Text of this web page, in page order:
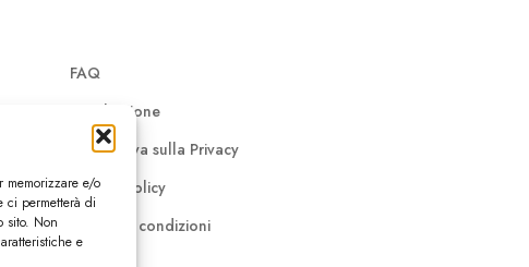
e/o
ci permetterà di
sito. Non
e
FAQ
Distribuzione
Informativa sulla Privacy
Cookie Policy
Termini e condizioni